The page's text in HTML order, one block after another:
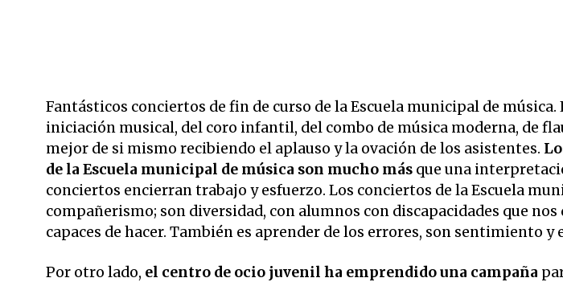
Fantásticos conciertos de fin de curso de la Escuela municipal de
iniciación musical, del coro infantil, del combo de música moderna, de
mejor de si mismo recibiendo el aplauso y la ovación de los asistentes.
de la Escuela municipal de música son mucho más que una
conciertos encierran trabajo y esfuerzo. Los conciertos de la Escuela
compañerismo; son diversidad, con alumnos con discapacidades que
capaces de hacer. También es aprender de los errores, son sentimiento y
Por otro lado, el centro de ocio juvenil ha emprendido una campaña